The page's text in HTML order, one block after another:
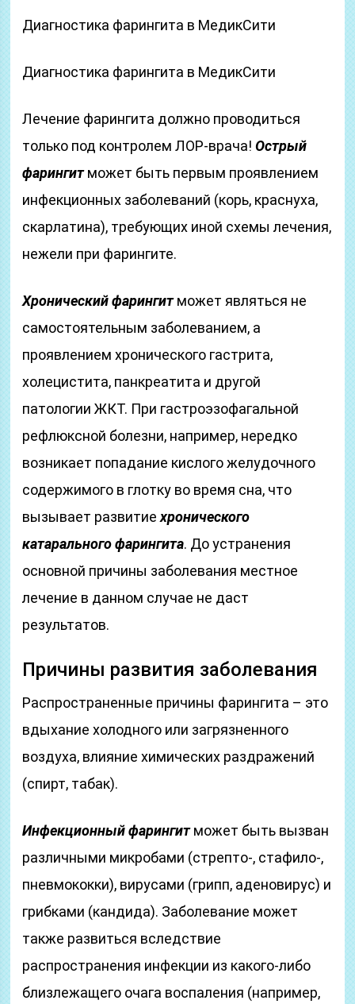
Диагностика фарингита в МедикСити
Диагностика фарингита в МедикСити
Лечение фарингита должно проводиться
только под контролем ЛОР-врача!Острый
фарингитможет быть первым проявлением
инфекционных заболеваний (корь, краснуха,
скарлатина), требующих иной схемы лечения,
нежели при фарингите.
Хронический фарингитможет являться не
самостоятельным заболеванием, а
проявлением хронического гастрита,
холецистита, панкреатита и другой
патологии ЖКТ. При гастроэзофагальной
рефлюксной болезни, например, нередко
возникает попадание кислого желудочного
содержимого в глотку во время сна, что
вызывает развитиехронического
катарального фарингита. До устранения
основной причины заболевания местное
лечение в данном случае не даст
результатов.
Причины развития заболевания
Распространенные причины фарингита – это
вдыхание холодного или загрязненного
воздуха, влияние химических раздражений
(спирт, табак).
Инфекционный фарингитможет быть вызван
различными микробами (стрепто-, стафило-,
пневмококки), вирусами (грипп, аденовирус) и
грибками (кандида). Заболевание может
также развиться вследствие
распространения инфекции из какого-либо
близлежащего очага воспаления (например,